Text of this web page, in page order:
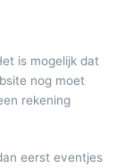
is mogelijk dat
nog moet
rekening
eerst eventjes